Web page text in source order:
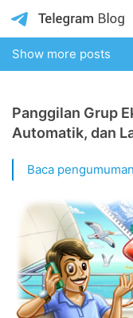
Show more posts
Panggilan Grup
Automatik, dan
Baca